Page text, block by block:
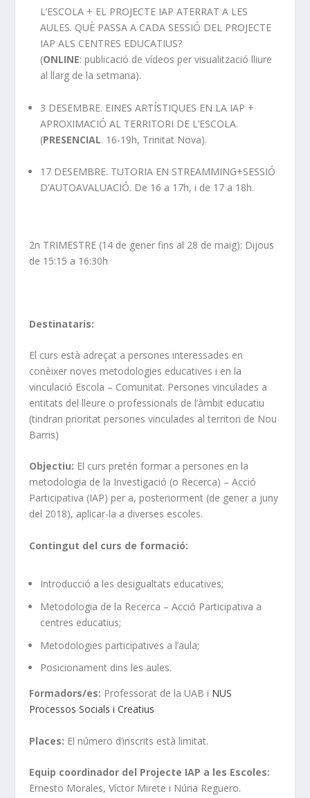
L’ESCOLA + EL PROJECTE IAP ATERRAT A LES
AULES. QUÈ PASSA A CADA SESSIÓ DEL PROJECTE
IAP ALS CENTRES EDUCATIUS?
(ONLINE: publicació de vídeos per visualització lliure
al llarg de la setmana).
3 DESEMBRE. EINES ARTÍSTIQUES EN LA IAP +
APROXIMACIÓ AL TERRITORI DE L’ESCOLA.
(PRESENCIAL. 16-19h, Trinitat Nova).
17 DESEMBRE. TUTORIA EN STREAMMING+SESSIÓ
D’AUTOAVALUACIÓ. De 16 a 17h, i de 17 a 18h.
2n TRIMESTRE (14 de gener fins al 28 de maig): Dijous
de 15:15 a 16:30h
Destinataris:
El curs està adreçat a persones interessades en
conèixer noves metodologies educatives i en la
vinculació Escola – Comunitat. Persones vinculades a
entitats del lleure o professionals de l’àmbit educatiu
(tindran prioritat persones vinculades al territori de Nou
Barris)
Objectiu: El curs pretén formar a persones en la
metodologia de la Investigació (o Recerca) – Acció
Participativa (IAP) per a, posteriorment (de gener a juny
del 2018), aplicar-la a diverses escoles.
Contingut del curs de formació:
Introducció a les desigualtats educatives;
Metodologia de la Recerca – Acció Participativa a
centres educatius;
Metodologies participatives a l’aula;
Posicionament dins les aules.
Formadors/es: Professorat de la UAB i NUS
Processos Socials i Creatius
Places: El número d’inscrits està limitat.
Equip coordinador del Projecte IAP a les Escoles:
Ernesto Morales, Víctor Mirete i Núria Reguero.